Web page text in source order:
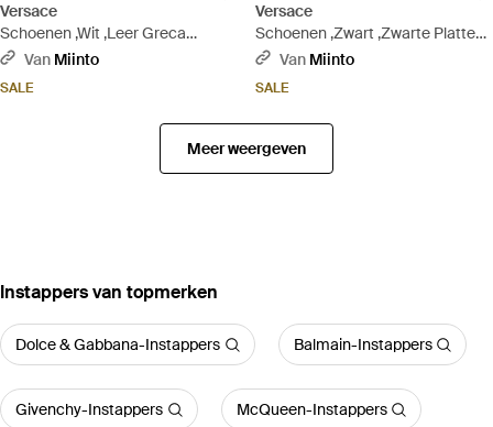
Versace
Schoenen ,Wit ,Leer Greca
Sneakers - Wit
Van Miinto
SALE
Versace
Schoenen ,Zwart ,Zwarte Platte
Schoenen Elegante Stijl - Zwart
Van Miinto
SALE
Meer weergeven
‪Instappers‬ van topmerken
Dolce & Gabbana-Instappers Balmain-Instappers
Givenchy-Instappers McQueen-Instappers